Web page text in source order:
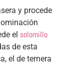
y procede
el solomillo
de esta
el de ternera